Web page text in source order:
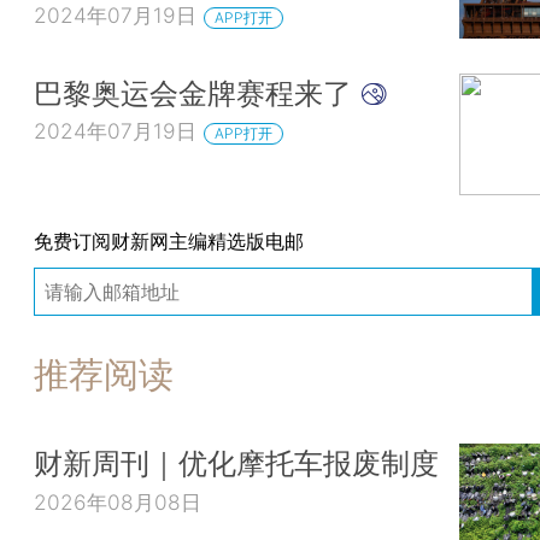
2024年07月19日 APP打开
巴黎奥运会金牌赛程来了
2024年07月19日 APP打开
免费订阅财新网主编精选版电邮
推荐阅读
财新周刊｜优化摩托车报废制度
2026年08月08日